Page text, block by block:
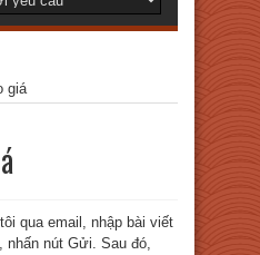
giá
qua email, nhập bài viết
nhấn nút Gửi. Sau đó,